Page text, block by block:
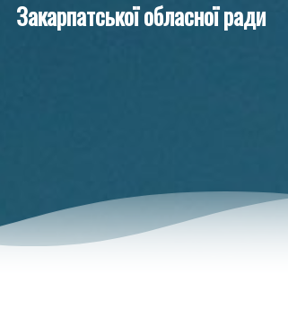
Закарпатської обласної ради